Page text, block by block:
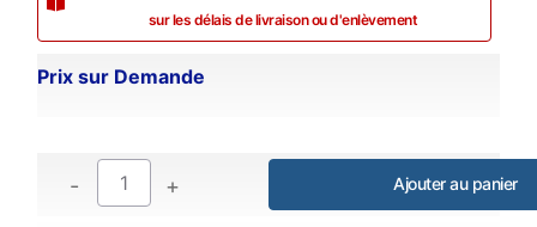
sur les délais de livraison ou d'enlèvement
Prix sur Demande
- +